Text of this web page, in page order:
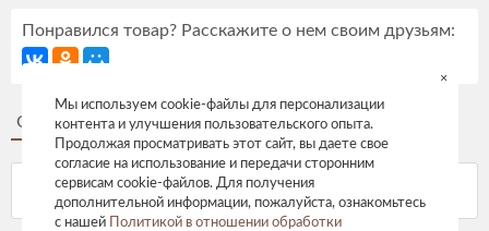
Понравился товар? Расскажите о нем своим друзьям:
Описание Отзывы
Мы используем cookie-файлы для персонализации
контента и улучшения пользовательского опыта.
Продолжая просматривать этот сайт, вы даете свое
согласие на использование и передачи сторонним
сервисам cookie-файлов. Для получения
дополнительной информации, пожалуйста, ознакомьтесь
с нашей
Политикой в отношении обработки
×